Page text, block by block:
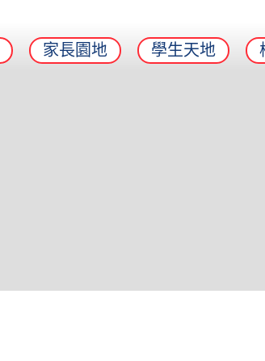
家長園地 學生天地